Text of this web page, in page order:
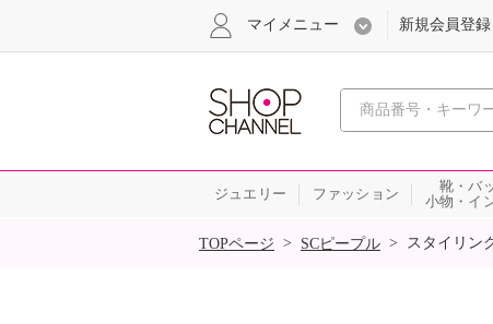
心おどる
マイメニュー 新規会員登録
ジュエリー ファッション
靴・バ
小物・イ
SALE
TOPページ > SCピープル > スタイリン